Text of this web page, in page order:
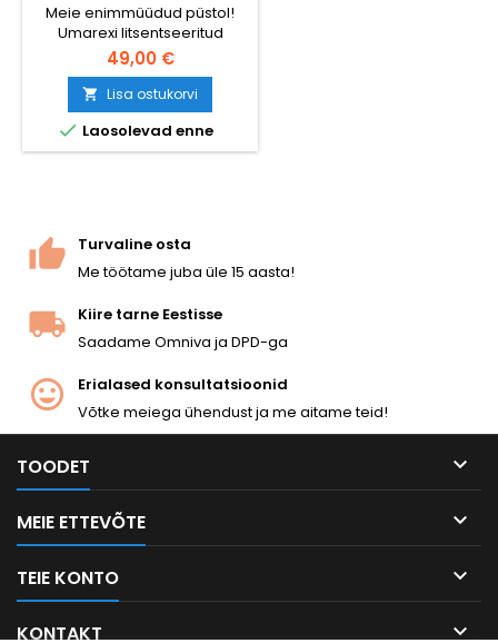
Meie enimmüüdud püstol!
Umarexi litsentseeritud
Beretta M92 FS. Metallist
siseosad, liikuv kukk ja
autentsed märgistused.
Töötab ideaalselt ka talvel.
49,00 €
 Lisa ostukorvi
 Laosolevad enne
Turvaline osta
Me töötame juba üle 15 aasta!
Kiire tarne Eestisse
Saadame Omniva ja DPD-ga
Erialased konsultatsioonid
Võtke meiega ühendust ja me aitame teid!
TOODET 
MEIE ETTEVÕTE 
TEIE KONTO 
KONTAKT 